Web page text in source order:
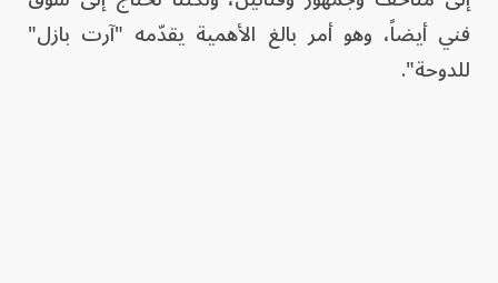
فني أيضاً، وهو أمر بالغ الأهمية يقدّمه "آرت بازل"
للدوحة".